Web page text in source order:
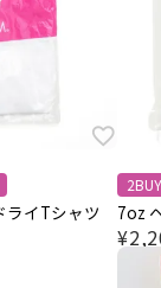
ライTシャツ 7oz
¥